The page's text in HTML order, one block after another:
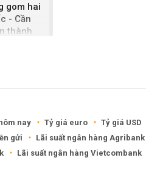
gom hai
- Cần
thành
nay Tỷ giá euro Tỷ giá USD
gửi
Lãi suất ngân hàng Agribank
Lãi suất ngân hàng Vietcombank